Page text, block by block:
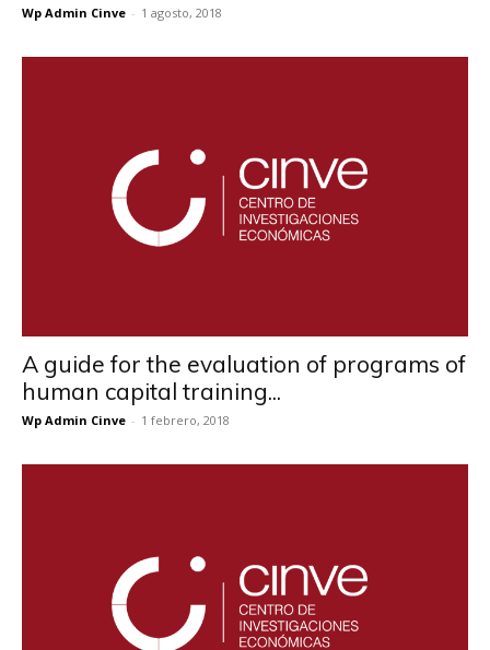
Wp Admin Cinve - 1 agosto, 2018
A guide for the evaluation of programs of
human capital training...
Wp Admin Cinve - 1 febrero, 2018